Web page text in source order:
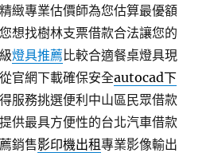
緻專業估價師為您估算最優額
想找樹林支票借款合法讓您的
燈具推薦比較合適餐桌燈具現
官網下載確保安全autocad下
服務挑選便利中山區民眾借款
提供最具方便性的台北汽車借款
銷售影印機出租專業影像輸出